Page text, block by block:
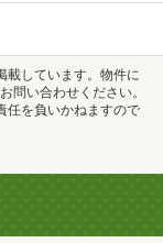
載しています。物件に
問い合わせください。
任を負いかねますので